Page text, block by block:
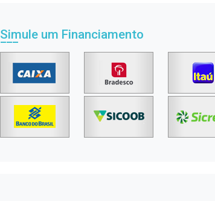
Simule um Financiamento